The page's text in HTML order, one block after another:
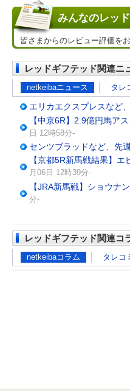
みんなのレッ
皆さまからのレビュー評価を
レッドギフテッド関連ニ
netkeibaニュース タレ
エリカエクスプレスなど
【中京6R】2.9億円馬ア
日 12時58分-
センツブラッドなど、先
【京都5R新馬戦結果】
月06日 12時39分-
【JRA新馬戦】ショウナ
分-
レッドギフテッド関連コ
netkeibaコラム タレコ